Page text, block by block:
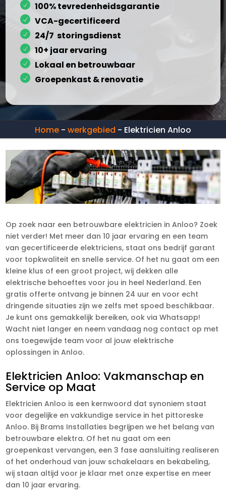
100% tevredenheidsgarantie
VCA-gecertificeerd
24/7 storingsdienst
10+ jaar ervaring
Lokaal en betrouwbaar
Groepenkast & renovatie
Home - werkgebied - Elektricien Anloo
Op zoek naar een betrouwbare elektricien in Anloo? Zoek
niet verder! Met meer dan 10 jaar ervaring en een team
van gecertificeerde elektriciens, staat ons bedrijf garant
voor topkwaliteit en snelle service. Of het nu gaat om een
kleine klus of een groot project, wij dekken alle
elektrische behoeftes voor jou in heel Nederland. Een
gratis offerte ontvang je binnen 24 uur en voor echt
dringende situaties zijn we zelfs met spoed beschikbaar.
Je kunt ons gemakkelijk bereiken, ook via Whatsapp!
Wacht niet langer en neem vandaag nog contact op met
ons toegewijde team voor al jouw elektrische
oplossingen in Anloo.
Elektricien Anloo: Vakmanschap en
Service op Maat
Elektricien Anloo is een kernwoord dat synoniem staat
voor degelijke en vakkundige service in het pittoreske
Anloo. Bij Brams Installaties begrijpen we het belang van
betrouwbare elektra. Of het nu gaat om een
groepenkast vervangen, een 3 fase aansluiting realiseren
of het onderhoud van jouw schakelaars en bekabeling,
wij staan altijd voor je klaar met onze expertise en meer
dan 10 jaar ervaring.